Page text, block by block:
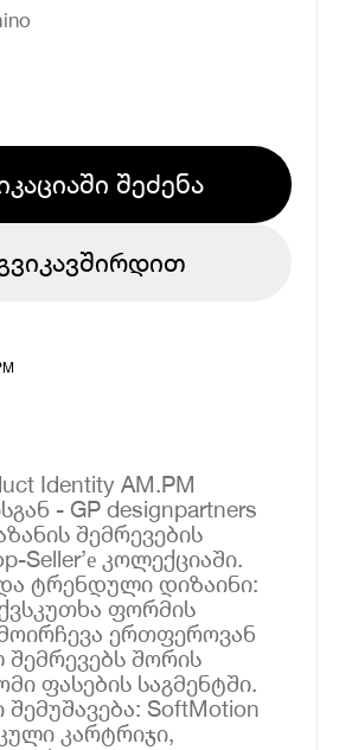
შეძენა
Identity AM.PM
- GP designpartners
შემრევების
Seller’е კოლექციაში.
ტრენდული დიზაინი:
ფორმის
ერთფეროვან
შორის
ფასების საგმენტში.
SoftMotion
კარტრიჯი,